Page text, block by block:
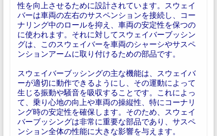
性を向上させるために設計されています。スウェイ
バーは車両の左右のサスペンションを接続し、コー
ナリング中のロールを抑え、車両の安定性を保つの
に使われます。それに対してスウェイバーブッシン
グは、このスウェイバーを車両のシャーシやサスペ
ンションアームに取り付けるための部品です。
スウェイバーブッシングの主な機能は、スウェイバ
ーが適切に動作できるようにし、その運動によって
生じる振動や騒音を吸収することです。これによっ
て、乗り心地の向上や車両の操縦性、特にコーナリ
ング時の安定性を確保します。そのため、スウェイ
バーブッシングは非常に重要な部品であり、サスペ
ンション全体の性能に大きな影響を与えます。